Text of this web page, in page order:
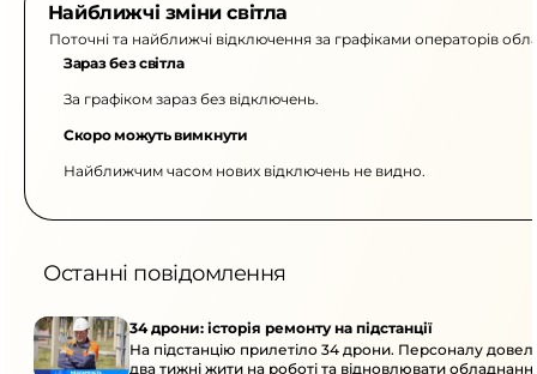
Найближчі зміни світла
Поточні та найближчі відключення за графіками операторів
Зараз без світла
За графіком зараз без відключень.
Скоро можуть вимкнути
Найближчим часом нових відключень не видно.
Останні повідомлення
34 дрони: історія ремонту на підстанції
На підстанцію прилетіло 34 дрони. Персоналу
два тижні жити на роботі та відновлювати